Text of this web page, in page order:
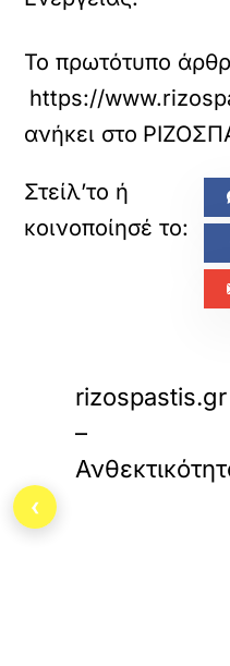
Το πρωτότυπο
https://
ανήκει στο
rizospastis.gr
–
‹